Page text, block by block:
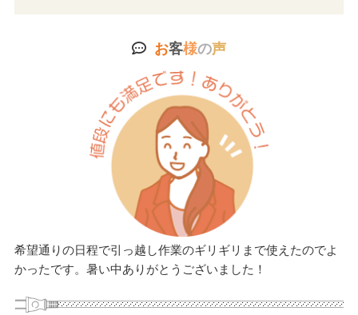
お客様の声
希望通りの日程で引っ越し作業のギリギリまで使えたのでよ
かったです。暑い中ありがとうございました！